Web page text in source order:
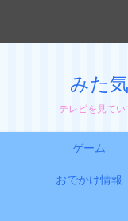
みた
テレビを見てい
ゲーム
おでかけ情報